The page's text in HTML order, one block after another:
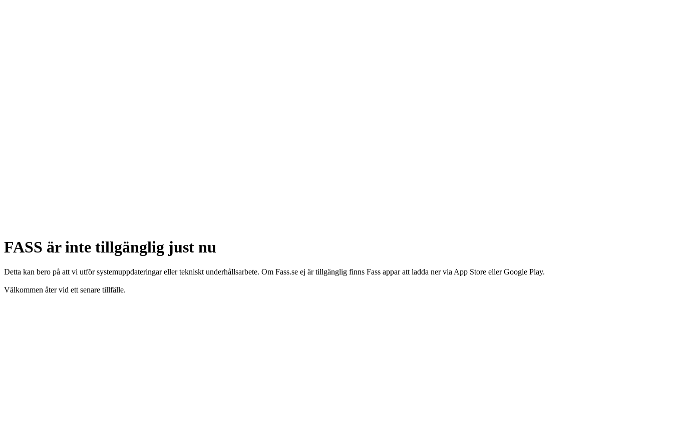
FASS är inte tillgänglig just nu
Detta kan bero på att vi utför systemuppdateringar eller tekniskt underhållsarbete. Om Fass.se ej är tillgänglig finns Fass appar att ladda ner via App Store eller Google Play.
Välkommen åter vid ett senare tillfälle.